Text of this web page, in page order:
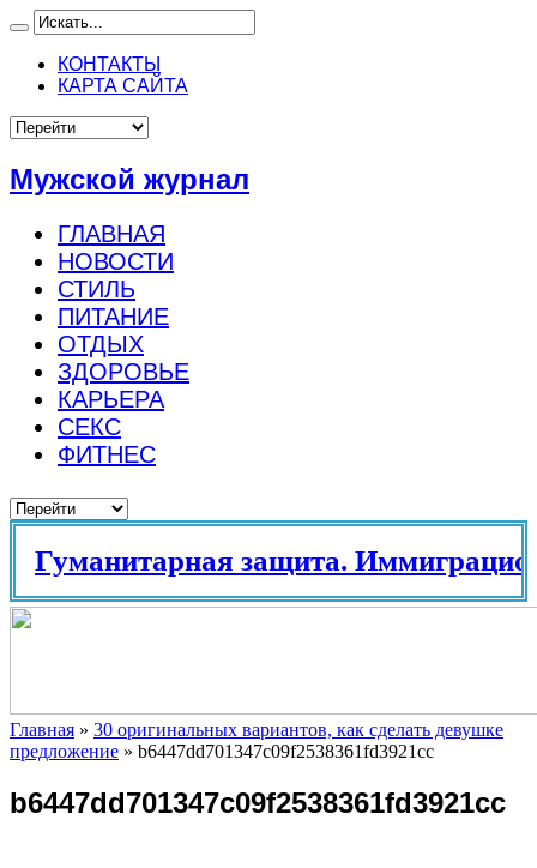
КОНТАКТЫ
КАРТА САЙТА
Мужской журнал
ГЛАВНАЯ
НОВОСТИ
СТИЛЬ
ПИТАНИЕ
ОТДЫХ
ЗДОРОВЬЕ
КАРЬЕРА
СЕКС
ФИТНЕС
Гуманитарная защита.
Главная » 30 оригинальных вариантов, как сделать девушке
предложение » b6447dd701347c09f2538361fd3921cc
b6447dd701347c09f2538361fd3921cc